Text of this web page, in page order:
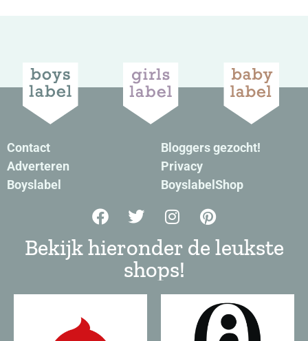
Contact
Adverteren
Boyslabel
Bloggers gezocht!
Privacy
BoyslabelShop
Bekijk hieronder de leukste
shops!